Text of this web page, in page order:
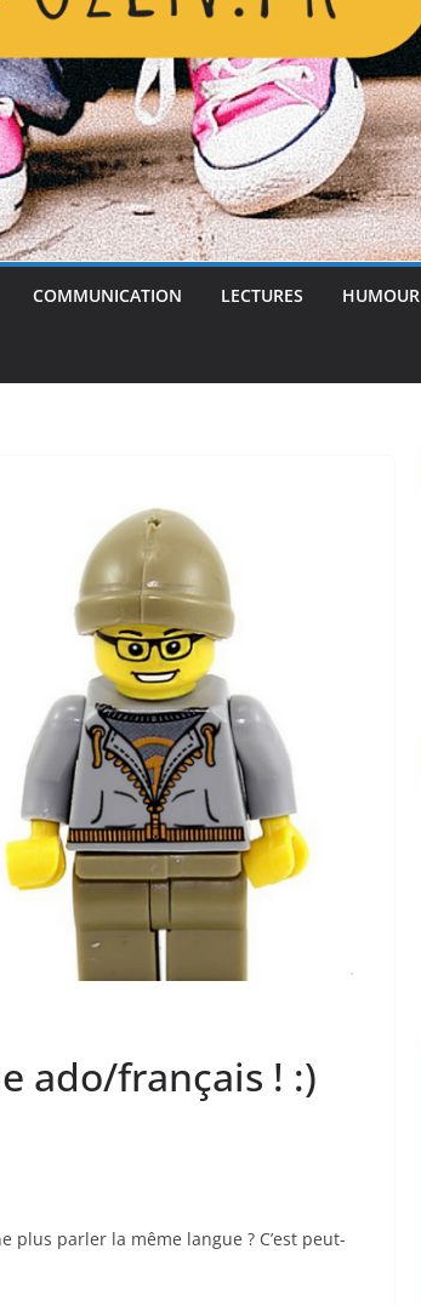
COMMUNICATION LECTURES HUMOUR
ado/français ! :)
plus parler la même langue ? C’est peut-